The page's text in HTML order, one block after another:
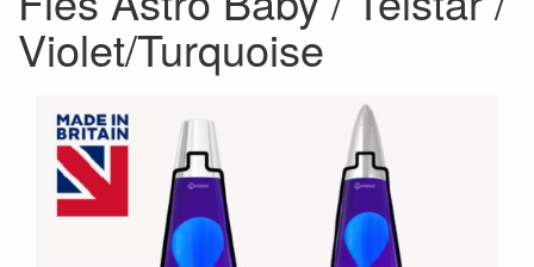
Violet/Turquoise